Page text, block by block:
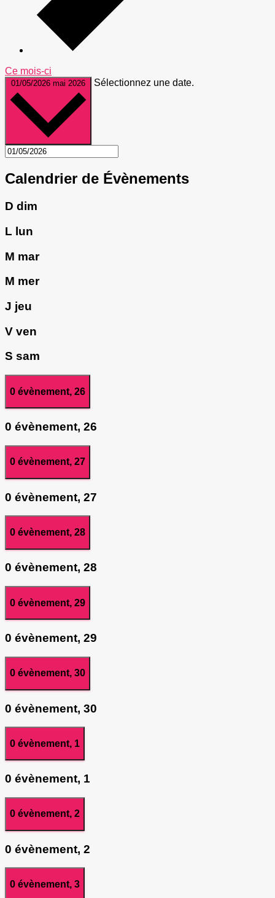
Ce mois-ci
01/05/2026 mai 2026 Sélectionnez une date.
Calendrier de Évènements
D dim
L lun
M mar
M mer
J jeu
V ven
S sam
0 évènement, 26
0 évènement, 26
0 évènement, 27
0 évènement, 27
0 évènement, 28
0 évènement, 28
0 évènement, 29
0 évènement, 29
0 évènement, 30
0 évènement, 30
0 évènement, 1
0 évènement, 1
0 évènement, 2
0 évènement, 2
0 évènement, 3